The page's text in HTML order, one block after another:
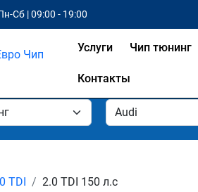
Сб | 09:00 - 19:00
Услуги Чип тюнинг
Контакты
TDI 2.0 TDI 150 л.с